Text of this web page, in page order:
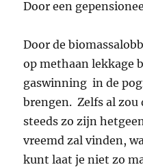
Door een
Door de
op methaan lekkage
gaswinning in de
brengen. Zelfs al zou
steeds zo zijn
vreemd zal vinden,
kunt laat je niet zo